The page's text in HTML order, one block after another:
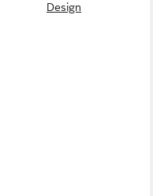
Design